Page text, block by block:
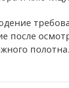
после